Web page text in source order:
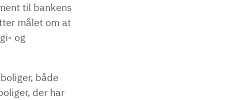
til bankens
målet om at
og
både
der har